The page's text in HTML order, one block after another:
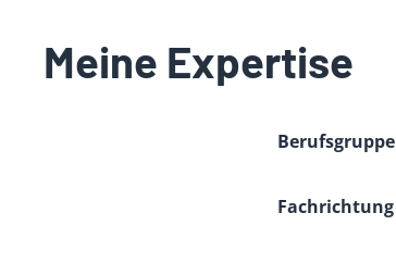
Meine Expertise
Berufsgruppe
Fachrichtung